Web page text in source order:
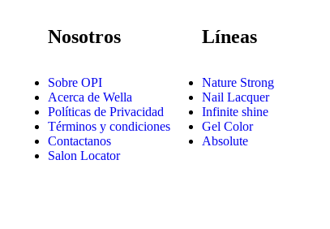
Nosotros
Sobre OPI
Acerca de Wella
Políticas de Privacidad
Términos y condiciones
Contactanos
Salon Locator
Líneas
Nature Strong
Nail Lacquer
Infinite shine
Gel Color
Absolute